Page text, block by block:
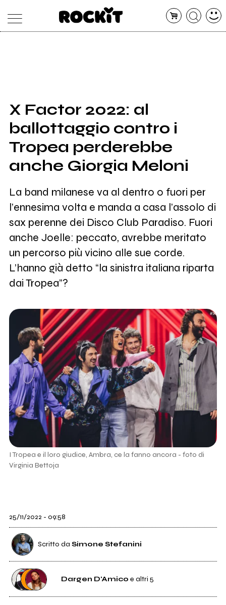
SHOP
RADIO
X Factor 2022: al
ballottaggio contro i
Tropea perderebbe
anche Giorgia Meloni
La band milanese va al dentro o fuori per
l’ennesima volta e manda a casa l’assolo di
sax perenne dei Disco Club Paradiso. Fuori
anche Joelle: peccato, avrebbe meritato
un percorso più vicino alle sue corde.
L’hanno già detto “la sinistra italiana riparta
dai Tropea”?
I Tropea e il loro giudice, Ambra, ce la fanno ancora - foto di
Virginia Bettoja
25/11/2022 - 09:58
Scritto da Simone Stefanini
Dargen D'Amico e altri 5